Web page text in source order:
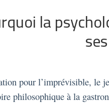
la
pour l’imprévisible, le
philosophique à la